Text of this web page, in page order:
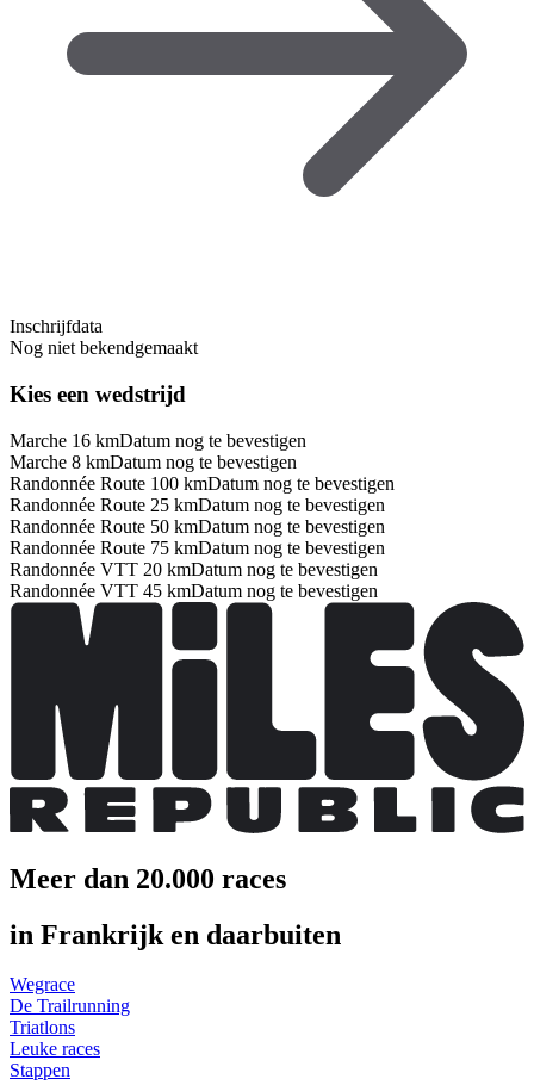
Inschrijfdata
Nog niet bekendgemaakt
Kies een wedstrijd
Marche 16 kmDatum nog te bevestigen
Marche 8 kmDatum nog te bevestigen
Randonnée Route 100 kmDatum nog te bevestigen
Randonnée Route 25 kmDatum nog te bevestigen
Randonnée Route 50 kmDatum nog te bevestigen
Randonnée Route 75 kmDatum nog te bevestigen
Randonnée VTT 20 kmDatum nog te bevestigen
Randonnée VTT 45 kmDatum nog te bevestigen
Meer dan 20.000 races
in Frankrijk en daarbuiten
Wegrace
De Trailrunning
Triatlons
Leuke races
Stappen